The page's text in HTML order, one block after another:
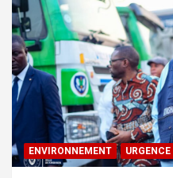
ENVIRONNEMENT URGENCE